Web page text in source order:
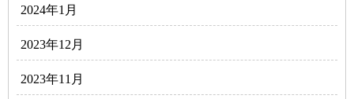
2024年1月
2023年12月
2023年11月